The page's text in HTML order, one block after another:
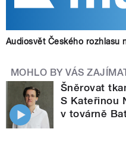
Audiosvět Českého rozhlasu
MOHLO BY VÁS
Šněrovat
S Kateřinou
v továrně